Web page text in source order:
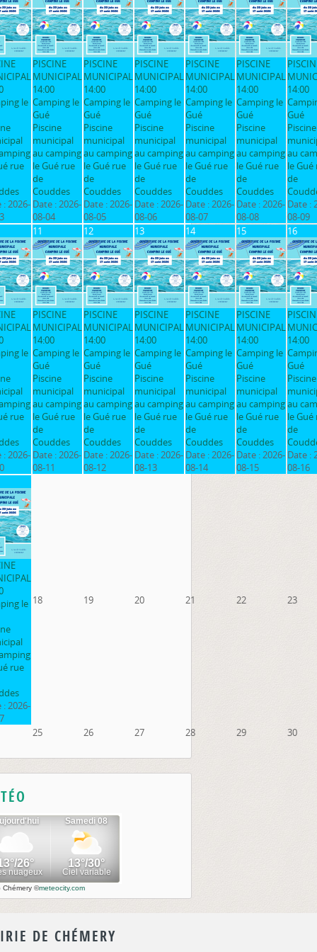
le
rue
:2026-
PISCINE
MUNICIPAL
14:00
Camping le
Gué
Piscine
municipal
au camping
le Gué rue
de
Couddes
Date :2026-
08-04
PISCINE
MUNICIPAL
14:00
Camping le
Gué
Piscine
municipal
au camping
le Gué rue
de
Couddes
Date :2026-
08-05
PISCINE
MUNICIPAL
14:00
Camping le
Gué
Piscine
municipal
au camping
le Gué rue
de
Couddes
Date :2026-
08-06
PISCINE
MUNICIPAL
14:00
Camping le
Gué
Piscine
municipal
au camping
le Gué rue
de
Couddes
Date :2026-
08-07
PISCINE
MUNICIPAL
14:00
Camping le
Gué
Piscine
municipal
au camping
le Gué rue
de
Couddes
Date :2026-
08-08
14:00
Gué
Piscine
au
le Gué
de
Date :
08-09
le
rue
:2026-
11
PISCINE
MUNICIPAL
14:00
Camping le
Gué
Piscine
municipal
au camping
le Gué rue
de
Couddes
Date :2026-
08-11
12
PISCINE
MUNICIPAL
14:00
Camping le
Gué
Piscine
municipal
au camping
le Gué rue
de
Couddes
Date :2026-
08-12
13
PISCINE
MUNICIPAL
14:00
Camping le
Gué
Piscine
municipal
au camping
le Gué rue
de
Couddes
Date :2026-
08-13
14
PISCINE
MUNICIPAL
14:00
Camping le
Gué
Piscine
municipal
au camping
le Gué rue
de
Couddes
Date :2026-
08-14
15
PISCINE
MUNICIPAL
14:00
Camping le
Gué
Piscine
municipal
au camping
le Gué rue
de
Couddes
Date :2026-
08-15
16
14:00
Gué
Piscine
au
le Gué
de
Date :
08-16
le
rue
:2026-
18 19 20 21 22 23
25 26 27 28 29
30
Chémery ©meteocity.com
DE CHÉMERY